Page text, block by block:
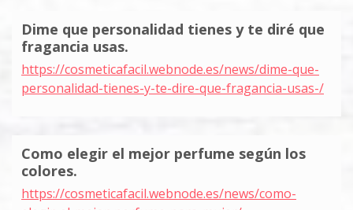
Dime que personalidad tienes y te diré que
fragancia usas.
https://cosmeticafacil.webnode.es/news/dime-que-
personalidad-tienes-y-te-dire-que-fragancia-usas-/
Como elegir el mejor perfume según los
colores.
https://cosmeticafacil.webnode.es/news/como-